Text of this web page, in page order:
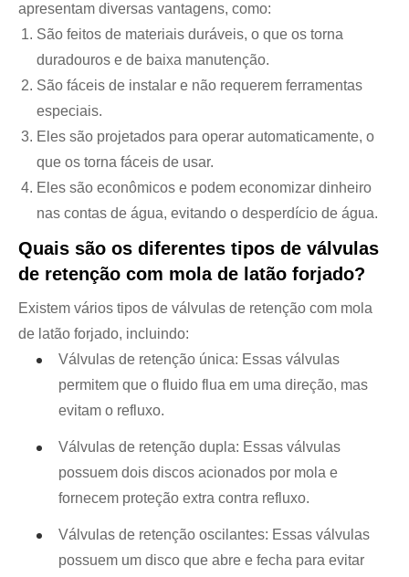
apresentam diversas vantagens, como:
São feitos de materiais duráveis, o que os torna
duradouros e de baixa manutenção.
São fáceis de instalar e não requerem ferramentas
especiais.
Eles são projetados para operar automaticamente, o
que os torna fáceis de usar.
Eles são econômicos e podem economizar dinheiro
nas contas de água, evitando o desperdício de água.
Quais são os diferentes tipos de válvulas
de retenção com mola de latão forjado?
Existem vários tipos de válvulas de retenção com mola
de latão forjado, incluindo:
Válvulas de retenção única: Essas válvulas
permitem que o fluido flua em uma direção, mas
evitam o refluxo.
Válvulas de retenção dupla: Essas válvulas
possuem dois discos acionados por mola e
fornecem proteção extra contra refluxo.
Válvulas de retenção oscilantes: Essas válvulas
possuem um disco que abre e fecha para evitar